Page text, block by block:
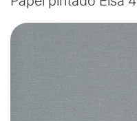
Skip
to